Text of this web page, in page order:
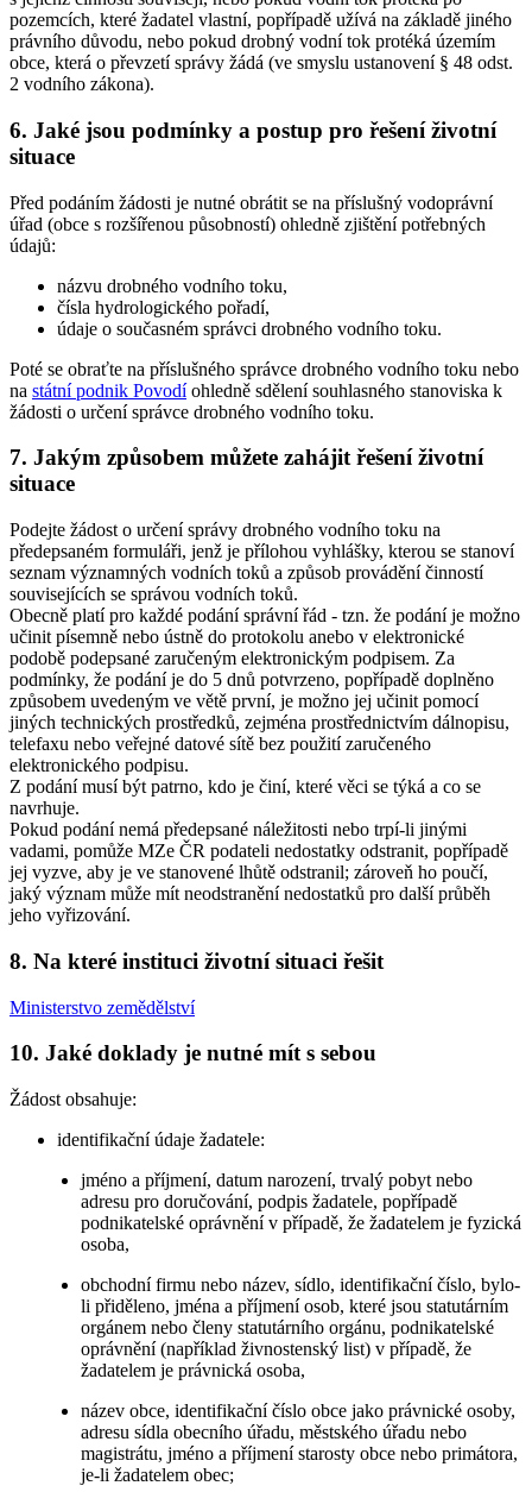
pozemcích, které žadatel vlastní, popřípadě užívá na základě jiného
právního důvodu, nebo pokud drobný vodní tok protéká územím
obce, která o převzetí správy žádá (ve smyslu ustanovení § 48 odst.
2 vodního zákona).
6. Jaké jsou podmínky a postup pro řešení životní
situace
Před podáním žádosti je nutné obrátit se na příslušný vodoprávní
úřad (obce s rozšířenou působností) ohledně zjištění potřebných
údajů:
názvu drobného vodního toku,
čísla hydrologického pořadí,
údaje o současném správci drobného vodního toku.
Poté se obraťte na příslušného správce drobného vodního toku nebo
na státní podnik Povodíohledně sdělení souhlasného stanoviska k
žádosti o určení správce drobného vodního toku.
7. Jakým způsobem můžete zahájit řešení životní
situace
Podejte žádost o určení správy drobného vodního toku na
předepsaném formuláři, jenž je přílohou vyhlášky, kterou se stanoví
seznam významných vodních toků a způsob provádění činností
souvisejících se správou vodních toků.
Obecně platí pro každé podání správní řád - tzn. že podání je možno
učinit písemně nebo ústně do protokolu anebo v elektronické
podobě podepsané zaručeným elektronickým podpisem. Za
podmínky, že podání je do 5 dnů potvrzeno, popřípadě doplněno
způsobem uvedeným ve větě první, je možno jej učinit pomocí
jiných technických prostředků, zejména prostřednictvím dálnopisu,
telefaxu nebo veřejné datové sítě bez použití zaručeného
elektronického podpisu.
Z podání musí být patrno, kdo je činí, které věci se týká a co se
navrhuje.
Pokud podání nemá předepsané náležitosti nebo trpí-li jinými
vadami, pomůže MZe ČR podateli nedostatky odstranit, popřípadě
jej vyzve, aby je ve stanovené lhůtě odstranil; zároveň ho poučí,
jaký význam může mít neodstranění nedostatků pro další průběh
jeho vyřizování.
8. Na které instituci životní situaci řešit
Ministerstvo zemědělství
10. Jaké doklady je nutné mít s sebou
Žádost obsahuje:
identifikační údaje žadatele:
jméno a příjmení, datum narození, trvalý pobyt nebo
adresu pro doručování, podpis žadatele, popřípadě
podnikatelské oprávnění v případě, že žadatelem je fyzická
osoba,
obchodní firmu nebo název, sídlo, identifikační číslo, bylo-
li přiděleno, jména a příjmení osob, které jsou statutárním
orgánem nebo členy statutárního orgánu, podnikatelské
oprávnění (například živnostenský list) v případě, že
žadatelem je právnická osoba,
název obce, identifikační číslo obce jako právnické osoby,
adresu sídla obecního úřadu, městského úřadu nebo
magistrátu, jméno a příjmení starosty obce nebo primátora,
je-li žadatelem obec;